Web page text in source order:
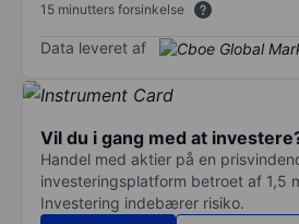
15 minutters forsinkelse
Data leveret af
Vil du i gang med at
Handel med aktier på en
investeringsplatform betroet af 1,5
Investering indebærer risiko.